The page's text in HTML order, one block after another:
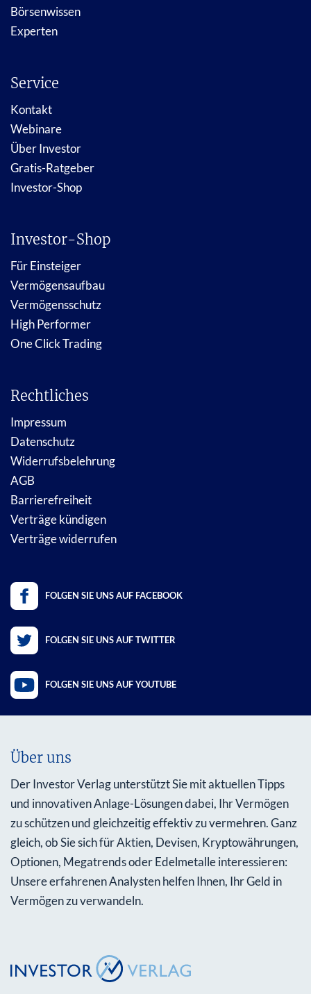
Börsenwissen
Experten
Service
Kontakt
Webinare
Über Investor
Gratis-Ratgeber
Investor-Shop
Investor-Shop
Für Einsteiger
Vermögensaufbau
Vermögensschutz
High Performer
One Click Trading
Rechtliches
Impressum
Datenschutz
Widerrufsbelehrung
AGB
Barrierefreiheit
Verträge kündigen
Verträge widerrufen
FOLGEN SIE UNS AUF FACEBOOK
FOLGEN SIE UNS AUF TWITTER
FOLGEN SIE UNS AUF YOUTUBE
Über uns
Der Investor Verlag unterstützt Sie mit aktuellen Tipps
und innovativen Anlage-Lösungen dabei, Ihr Vermögen
zu schützen und gleichzeitig effektiv zu vermehren. Ganz
gleich, ob Sie sich für Aktien, Devisen, Kryptowährungen,
Optionen, Megatrends oder Edelmetalle interessieren:
Unsere erfahrenen Analysten helfen Ihnen, Ihr Geld in
Vermögen zu verwandeln.